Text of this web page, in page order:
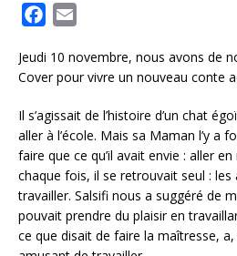
c
e
b
o
o
k
a
i
l
Jeudi 10 novembre, nous avons de
Cover pour vivre un nouveau conte
Il s’agissait de l’histoire d’un chat
aller à l’école. Mais sa Maman l’y a
faire que ce qu’il avait envie : aller
chaque fois, il se retrouvait seul :
travailler. Salsifi nous a suggéré de
pouvait prendre du plaisir en
ce que disait de faire la maîtresse,